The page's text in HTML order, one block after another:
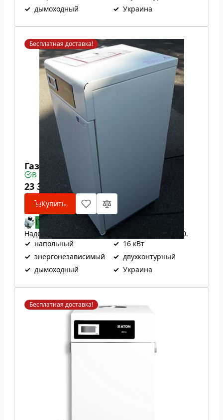
✓ дымоходный ✓ Украина
Бесплатная доставка!
Газовый котел ATON Atmo 16ЕВ
В наличии
23 340
Купить
Надежная итальянская автоматика EuroSit 630.
✓ напольный ✓ 16 кВт
✓ энергонезависимый ✓ двухконтурный
✓ дымоходный ✓ Украина
Бесплатная доставка!